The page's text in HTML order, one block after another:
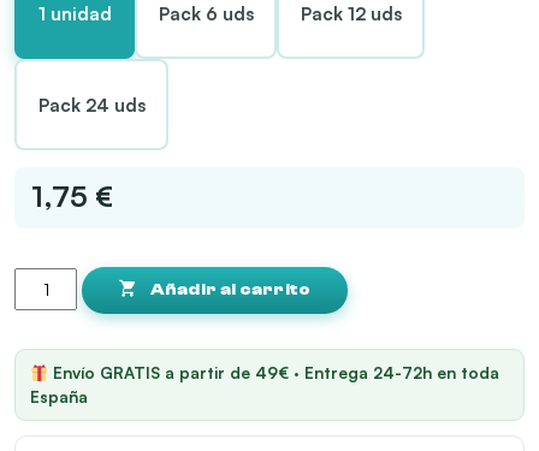
1 unidad Pack 6 uds Pack 12 uds
Pack 24 uds
1,75 €
Cooper
Grain
Free
Ternera
y
Añadir al carrito
Envío GRATIS a partir de 49€ · Entrega 24-72h en toda
España